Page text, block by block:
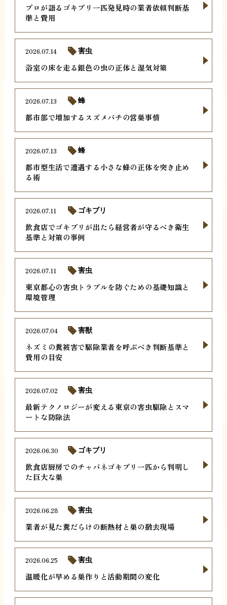
プロが語るゴキブリ一匹発見時の業者依頼判断基
準と費用
浴室の床を走る銀色の虫の正体と湿気対策
2026.07.14 害虫
都市部で増加するスズメバチの営巣事情
2026.07.13 蜂
都市型生活で遭遇する小さな蜂の正体を突き止め
る術
2026.07.13 蜂
飲食店でゴキブリが出たら経営者が守るべき衛生
基準と対策の事例
2026.07.11 ゴキブリ
東京都心の害虫トラブルを防ぐための基礎知識と
環境管理
2026.07.11 害虫
ネズミの糞被害で駆除業者を呼ぶべき判断基準と
費用の目安
2026.07.04 害獣
最新テクノロジーが変える東京の害虫駆除とスマ
ートな防除法
2026.07.02 害虫
飲食店厨房でのチャバネゴキブリ一匹から判明し
た巨大な巣
2026.06.30 ゴキブリ
業者が見た糞だらけの断熱材と巣の撤去現場
2026.06.28 害虫
温暖化が早める巣作りと活動期間の変化
2026.06.25 害虫